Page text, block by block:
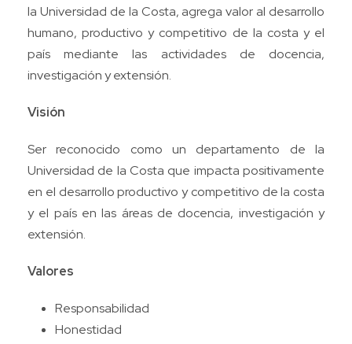
la Universidad de la Costa, agrega valor al desarrollo
humano, productivo y competitivo de la costa y el
país mediante las actividades de docencia,
investigación y extensión.
Visión
Ser reconocido como un departamento de la
Universidad de la Costa que impacta positivamente
en el desarrollo productivo y competitivo de la costa
y el país en las áreas de docencia, investigación y
extensión.
Valores
Responsabilidad
Honestidad